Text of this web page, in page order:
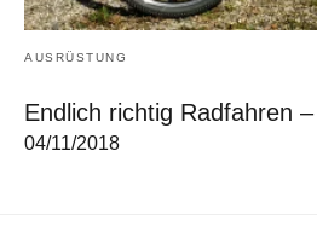
AUSRÜSTUNG
Endlich richtig Radfahren
04/11/2018